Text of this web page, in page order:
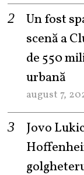
Un fost
scenă a
de 550
urbană
august 7,
Jovo